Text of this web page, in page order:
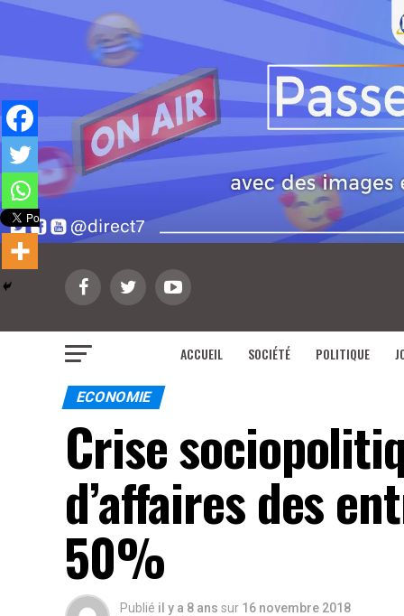
ACCUEIL SOCIÉTÉ POLITIQUE
ECONOMIE
Crise
d’affaires des
50%
Publié il y a 8 ans sur 16 novembre 2018